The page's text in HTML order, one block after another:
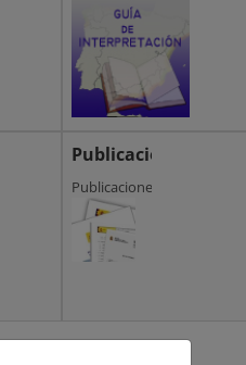
Publicaciones
Publicaciones